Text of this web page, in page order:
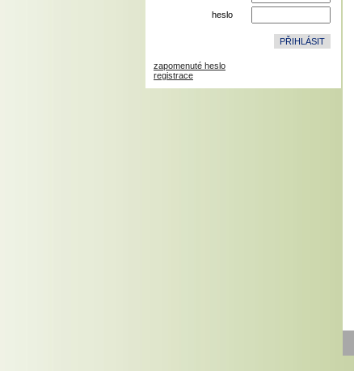
heslo
zapomenuté heslo
registrace